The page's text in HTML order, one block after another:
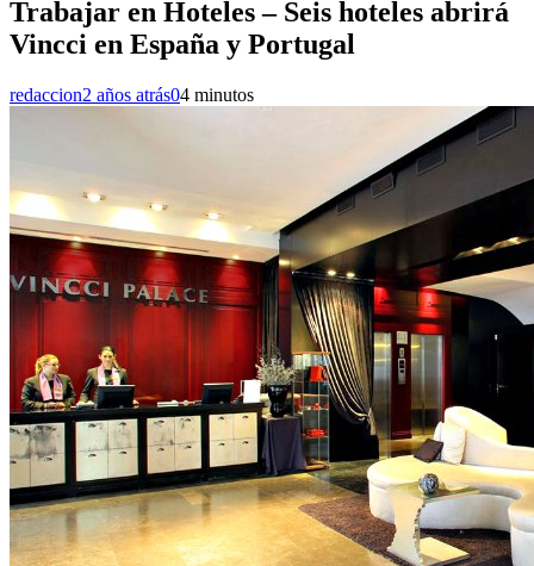
Trabajar en Hoteles – Seis hoteles abrirá
Vincci en España y Portugal
redaccion2 años atrás04 minutos